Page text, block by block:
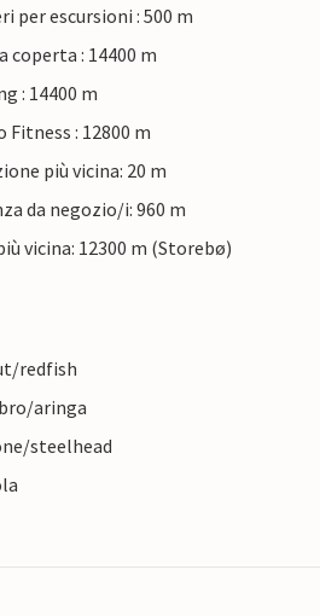
per escursioni : 500 m
coperta : 14400 m
: 14400 m
Fitness : 12800 m
più vicina: 20 m
da negozio/i: 960 m
vicina: 12300 m (Storebø)
redfish
aringa
steelhead